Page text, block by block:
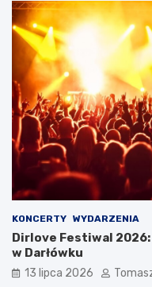
KONCERTY WYDARZENIA
Dirlove Festiwal 2026:
w Darłówku
13 lipca 2026